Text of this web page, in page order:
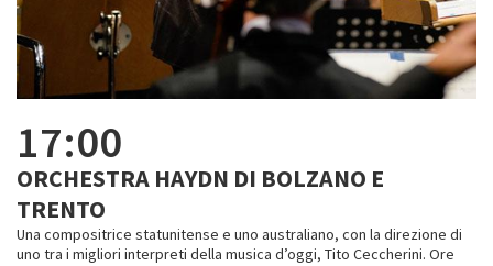
17:00
ORCHESTRA HAYDN DI BOLZANO E
TRENTO
Una compositrice statunitense e uno australiano, con la direzione di
uno tra i migliori interpreti della musica d’oggi, Tito Ceccherini. Ore